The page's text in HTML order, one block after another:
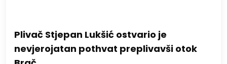
Plivač Stjepan Lukšić ostvario je
nevjerojatan pothvat preplivavši otok